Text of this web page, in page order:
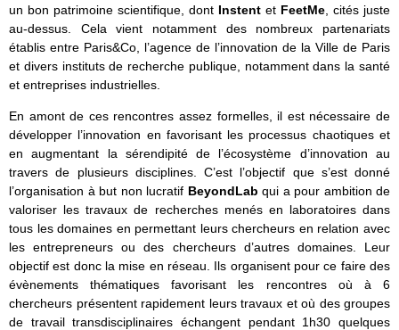
un bon patrimoine scientifique, dont Instent et FeetMe , cités juste
au-dessus. Cela vient notamment des nombreux partenariats
établis entre Paris&Co, l’agence de l’innovation de la Ville de Paris
et divers instituts de recherche publique, notamment dans la santé
et entreprises industrielles.
En amont de ces rencontres assez formelles, il est nécessaire de
développer l’innovation en favorisant les processus chaotiques et
en augmentant la sérendipité de l’écosystème d’innovation au
travers de plusieurs disciplines. C’est l’objectif que s’est donné
l’organisation à but non lucratif BeyondLab qui a pour ambition de
valoriser les travaux de recherches menés en laboratoires dans
tous les domaines en permettant leurs chercheurs en relation avec
les entrepreneurs ou des chercheurs d’autres domaines. Leur
objectif est donc la mise en réseau. Ils organisent pour ce faire des
évènements thématiques favorisant les rencontres où à 6
chercheurs présentent rapidement leurs travaux et où des groupes
de travail transdisciplinaires échangent pendant 1h30 quelques